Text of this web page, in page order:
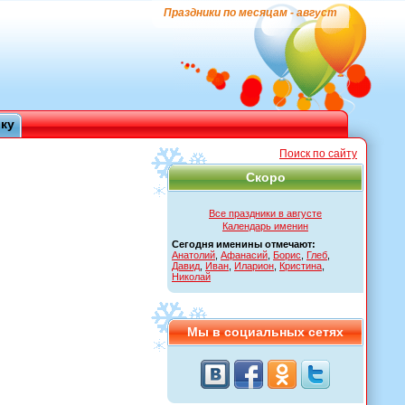
Праздники по месяцам - август
Поиск по сайту
Скоро
Все праздники в августе
Календарь именин
Сегодня именины отмечают:
Анатолий Афанасий Борис Глеб
Давид Иван Иларион Кристина
Николай
Мы в социальных сетях